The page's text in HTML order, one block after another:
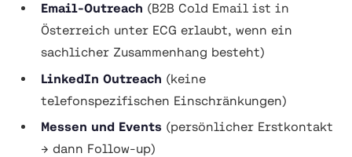
Email-Outreach (B2B Cold Email ist in
Österreich unter ECG erlaubt, wenn ein
sachlicher Zusammenhang besteht)
LinkedIn Outreach (keine
telefonspezifischen Einschränkungen)
Messen und Events (persönlicher Erstkontakt
→ dann Follow-up)